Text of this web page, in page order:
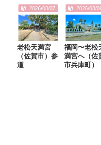
2026/08/07
老松天満宮
（佐賀市）参
道
2026/08/
福岡〜老松
満宮へ（佐
市兵庫町）